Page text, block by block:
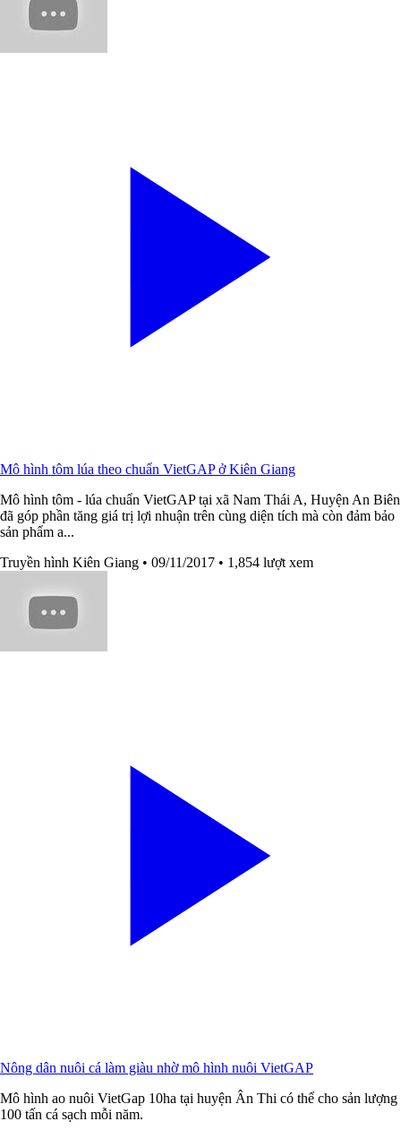
Mô hình tôm lúa theo chuẩn VietGAP ở Kiên Giang
Mô hình tôm - lúa chuẩn VietGAP tại xã Nam Thái A, Huyện An Biên
đã góp phần tăng giá trị lợi nhuận trên cùng diện tích mà còn đảm bảo
sản phẩm a...
Truyền hình Kiên Giang • 09/11/2017 • 1,854 lượt xem
Nông dân nuôi cá làm giàu nhờ mô hình nuôi VietGAP
Mô hình ao nuôi VietGap 10ha tại huyện Ân Thi có thể cho sản lượng
100 tấn cá sạch mỗi năm.